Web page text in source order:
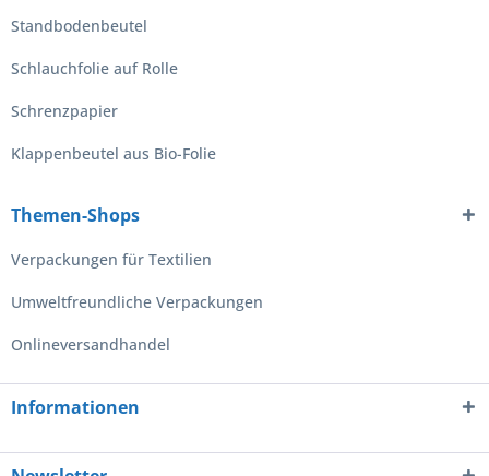
Standbodenbeutel
Schlauchfolie auf Rolle
Schrenzpapier
Klappenbeutel aus Bio-Folie
Themen-Shops
Verpackungen für Textilien
Umweltfreundliche Verpackungen
Onlineversandhandel
Informationen